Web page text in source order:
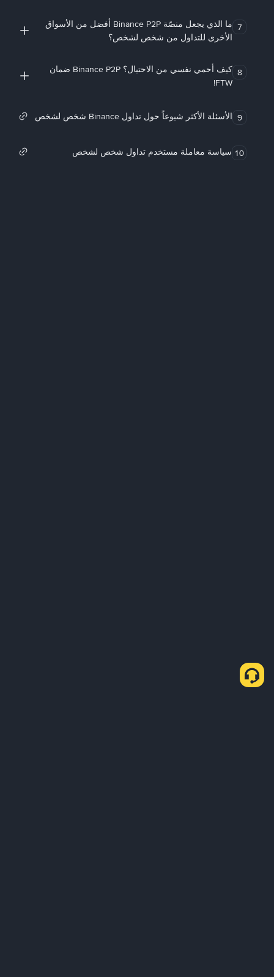
7
ما الذي يجعل منصّة Binance P2P أفضل من الأسواق
الأخرى للتداول من شخص لشخص؟
8
كيف أحمي نفسي من الاحتيال؟ Binance P2P ضمان
FTW!
9 الأسئلة الأكثر شيوعاً حول تداول Binance شخص لشخص
10 سياسة معاملة مستخدم تداول شخص لشخص